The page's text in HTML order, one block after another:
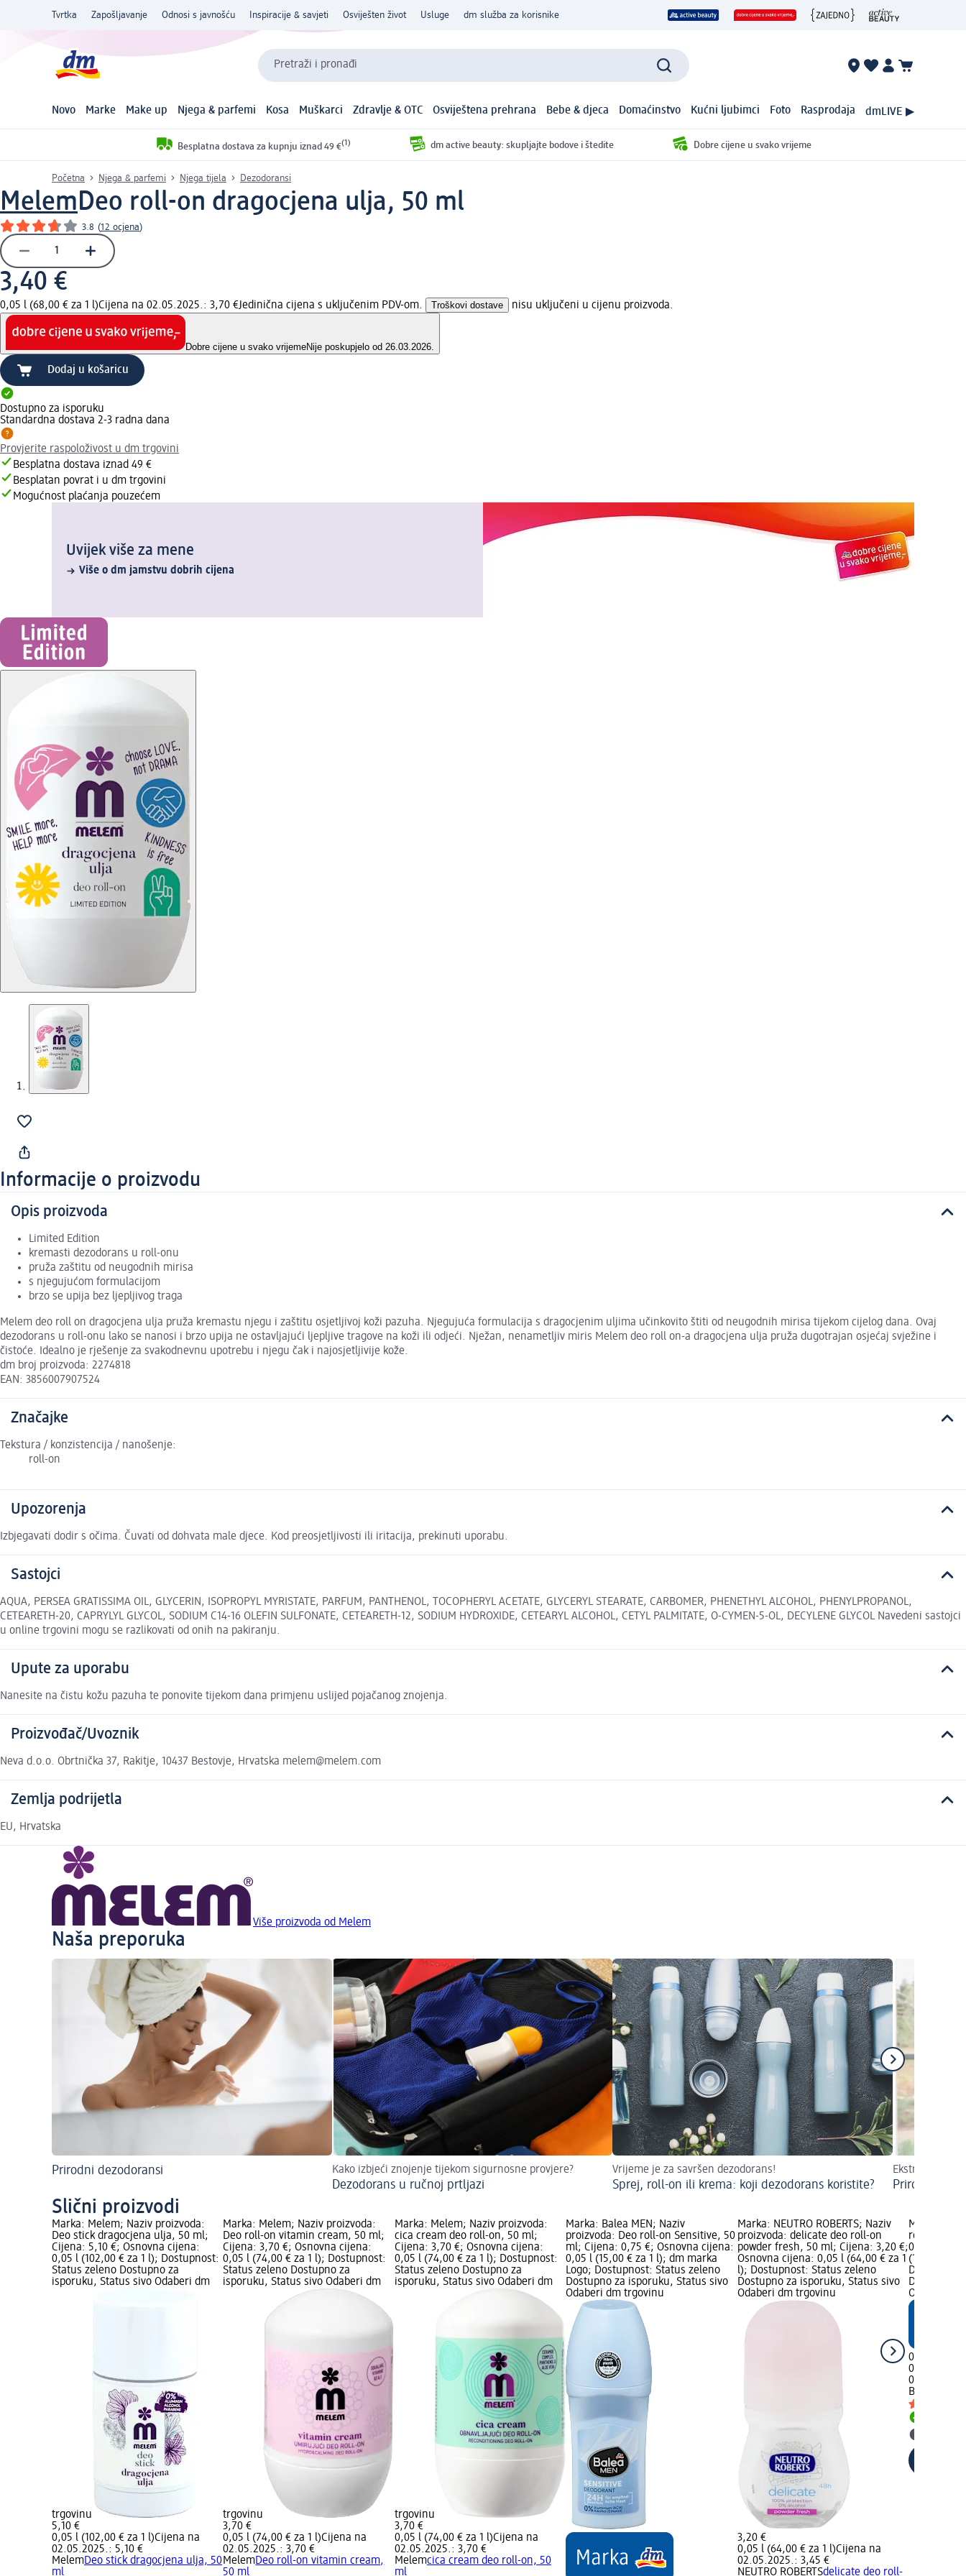
Tvrtka Zapošljavanje Odnosi s javnošću Inspiracije & savjeti Osviješten život Usluge dm služba za korisnike
Pretraži i pronađi
Novo Marke Make up Njega & parfemi Kosa Muškarci Zdravlje & OTC Osviještena prehrana Bebe & djeca Domaćinstvo Kućni ljubimci Foto Rasprodaja dmLIVE ▶
Besplatna dostava za kupnju iznad 49 €(1) dm active beauty: skupljajte bodove i štedite Dobre cijene u svako vrijeme
Početna Njega & parfemi Njega tijela Dezodoransi
MelemDeo roll-on dragocjena ulja, 50 ml
3.8 (12 ocjena)
3,40 €
0,05 l (68,00 € za 1 l)Cijena na 02.05.2025.: 3,70 €Jedinična cijena s uključenim PDV-om. Troškovi dostave nisu uključeni u cijenu proizvoda.
Dobre cijene u svako vrijemeNije poskupjelo od 26.03.2026.
Dodaj u košaricu
Dostupno za isporuku
Standardna dostava 2-3 radna dana
Provjerite raspoloživost u dm trgovini
Besplatna dostava iznad 49 €
Besplatan povrat i u dm trgovini
Mogućnost plaćanja pouzećem
Uvijek više za mene
Više o dm jamstvu dobrih cijena
Informacije o proizvodu
Opis proizvoda
Limited Edition
kremasti dezodorans u roll-onu
pruža zaštitu od neugodnih mirisa
s njegujućom formulacijom
brzo se upija bez ljepljivog traga
Melem deo roll on dragocjena ulja pruža kremastu njegu i zaštitu osjetljivoj koži pazuha. Njegujuća formulacija s dragocjenim uljima učinkovito štiti od neugodnih mirisa tijekom cijelog dana. Ovaj
dezodorans u roll-onu lako se nanosi i brzo upija ne ostavljajući ljepljive tragove na koži ili odjeći. Nježan, nenametljiv miris Melem deo roll on-a dragocjena ulja pruža dugotrajan osjećaj svježine i
čistoće. Idealno je rješenje za svakodnevnu upotrebu i njegu čak i najosjetljivije kože.
dm broj proizvoda: 2274818
EAN: 3856007907524
Značajke
Tekstura / konzistencija / nanošenje:
roll-on
Upozorenja
Izbjegavati dodir s očima. Čuvati od dohvata male djece. Kod preosjetljivosti ili iritacija, prekinuti uporabu.
Sastojci
AQUA, PERSEA GRATISSIMA OIL, GLYCERIN, ISOPROPYL MYRISTATE, PARFUM, PANTHENOL, TOCOPHERYL ACETATE, GLYCERYL STEARATE, CARBOMER, PHENETHYL ALCOHOL, PHENYLPROPANOL,
CETEARETH-20, CAPRYLYL GLYCOL, SODIUM C14-16 OLEFIN SULFONATE, CETEARETH-12, SODIUM HYDROXIDE, CETEARYL ALCOHOL, CETYL PALMITATE, O-CYMEN-5-OL, DECYLENE GLYCOL Navedeni sastojci
u online trgovini mogu se razlikovati od onih na pakiranju.
Upute za uporabu
Nanesite na čistu kožu pazuha te ponovite tijekom dana primjenu uslijed pojačanog znojenja.
Proizvođač/Uvoznik
Neva d.o.o. Obrtnička 37, Rakitje, 10437 Bestovje, Hrvatska melem@melem.com
Zemlja podrijetla
EU, Hrvatska
Više proizvoda od Melem
Naša preporuka
Prirodni dezodoransi Kako izbjeći znojenje tijekom sigurnosne provjere?
Dezodorans u ručnoj prtljazi
Vrijeme je za savršen dezodorans!
Sprej, roll-on ili krema: koji dezodorans koristite?
Ekstrakti
Prirodni
Slični proizvodi
Marka: Melem; Naziv proizvoda:
Deo stick dragocjena ulja, 50 ml;
Cijena: 5,10 €; Osnovna cijena:
0,05 l (102,00 € za 1 l); Dostupnost:
Status zeleno Dostupno za
isporuku, Status sivo Odaberi dm
trgovinu
5,10 €
0,05 l (102,00 € za 1 l)Cijena na
02.05.2025.: 5,10 €
MelemDeo stick dragocjena ulja, 50
ml
Marka: Melem; Naziv proizvoda:
Deo roll-on vitamin cream, 50 ml;
Cijena: 3,70 €; Osnovna cijena:
0,05 l (74,00 € za 1 l); Dostupnost:
Status zeleno Dostupno za
isporuku, Status sivo Odaberi dm
trgovinu
3,70 €
0,05 l (74,00 € za 1 l)Cijena na
02.05.2025.: 3,70 €
MelemDeo roll-on vitamin cream,
50 ml
Marka: Melem; Naziv proizvoda:
cica cream deo roll-on, 50 ml;
Cijena: 3,70 €; Osnovna cijena:
0,05 l (74,00 € za 1 l); Dostupnost:
Status zeleno Dostupno za
isporuku, Status sivo Odaberi dm
trgovinu
3,70 €
0,05 l (74,00 € za 1 l)Cijena na
02.05.2025.: 3,70 €
Melemcica cream deo roll-on, 50
ml
Marka: Balea MEN; Naziv
proizvoda: Deo roll-on Sensitive, 50
ml; Cijena: 0,75 €; Osnovna cijena:
0,05 l (15,00 € za 1 l); dm marka
Logo; Dostupnost: Status zeleno
Dostupno za isporuku, Status sivo
Odaberi dm trgovinu
Marka: NEUTRO ROBERTS; Naziv
proizvoda: delicate deo roll-on
powder fresh, 50 ml; Cijena: 3,20 €;
Osnovna cijena: 0,05 l (64,00 € za 1
l); Dostupnost: Status zeleno
Dostupno za isporuku, Status sivo
Odaberi dm trgovinu
3,20 €
0,05 l (64,00 € za 1 l)Cijena na
02.05.2025.: 3,45 €
NEUTRO ROBERTSdelicate deo roll-
Marka:
roll-on
0,75 €;
(15,00 € za
Dostupno
Odaberi
0,75 €
0,05 l
Balea